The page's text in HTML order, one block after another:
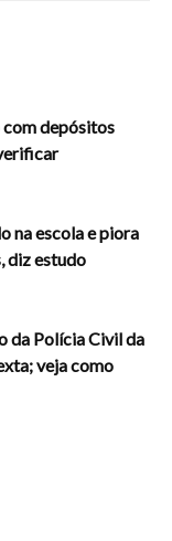
com depósitos
na escola e piora
diz estudo
da Polícia Civil da
veja como